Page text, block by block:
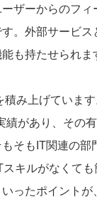
ザーからのフ
。外部サービ
も持たせられま
み上げていま
があり、その
そもIT関連の部
キルがなくて
ったポイント